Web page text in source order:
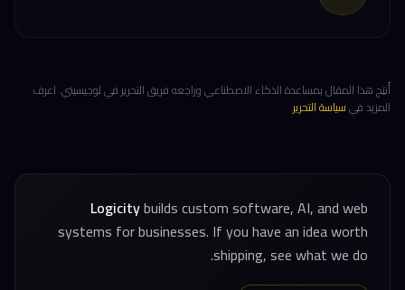
أُنتِج هذا المقال بمساعدة الذكاء الاصطناعي وراجعه فريق التحرير في لوجيسيتي. اعرف
المزيد فيسياسة التحرير.
Logicitybuilds custom software, AI, and web
systems for businesses. If you have an idea worth
shipping, see what we do.